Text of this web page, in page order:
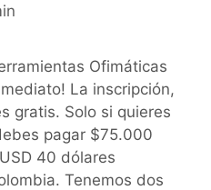
Ofimáticas
La inscripción,
gratis. Solo si quieres
pagar $75.000
40 dólares
Tenemos dos